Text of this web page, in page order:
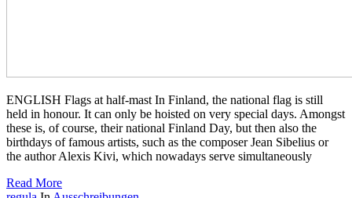
ENGLISH Flags at half-mast In Finland, the national flag is still
held in honour. It can only be hoisted on very special days. Amongst
these is, of course, their national Finland Day, but then also the
birthdays of famous artists, such as the composer Jean Sibelius or
the author Alexis Kivi, which nowadays serve simultaneously
Read More